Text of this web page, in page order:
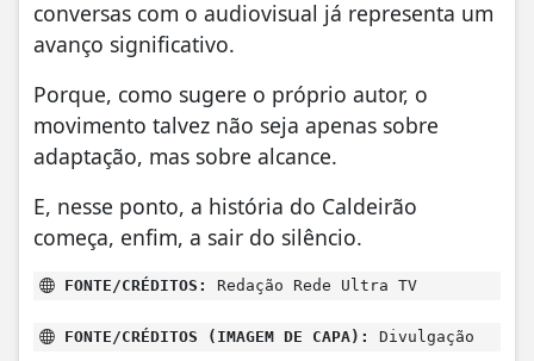
conversas com o audiovisual já representa um
avanço significativo.
Porque, como sugere o próprio autor, o
movimento talvez não seja apenas sobre
adaptação, mas sobre alcance.
E, nesse ponto, a história do Caldeirão
começa, enfim, a sair do silêncio.
FONTE/CRÉDITOS: Redação Rede Ultra TV
FONTE/CRÉDITOS (IMAGEM DE CAPA): Divulgação